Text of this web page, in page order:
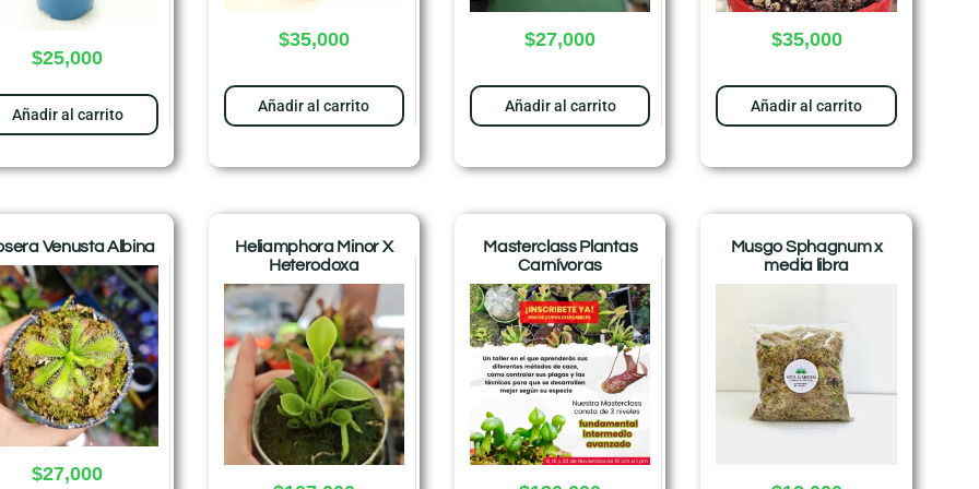
$25,000
Añadir al carrito
$35,000
Añadir al carrito
$27,000
Añadir al carrito
$35,000
Añadir al carrito
Venusta Albina
$27,000
Heliamphora Minor X
Heterodoxa
Masterclass Plantas
Carnívoras
Musgo Sphagnum x
media libra